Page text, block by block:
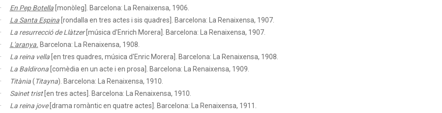
En Pep Botella [monòleg]. Barcelona: La Renaixensa, 1906.
La Santa Espina [rondalla en tres actes i sis quadres]. Barcelona: La Renaixensa, 1907.
La resurrecció de Llàtzer [música d'Enrich Morera]. Barcelona: La Renaixensa, 1907.
L'aranya. Barcelona: La Renaixensa, 1908.
La reina vella [en tres quadres, música d'Enric Morera]. Barcelona: La Renaixensa, 1908.
La Baldirona [comèdia en un acte i en prosa]. Barcelona: La Renaixensa, 1909.
Titània(Titayna). Barcelona: La Renaixensa, 1910.
Sainet trist [en tres actes]. Barcelona: La Renaixensa, 1910.
La reina jove [drama romàntic en quatre actes]. Barcelona: La Renaixensa, 1911.